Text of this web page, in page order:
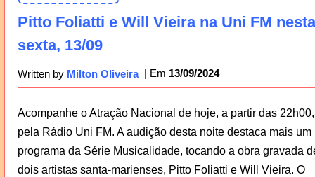
Pitto Foliatti e Will Vieira na Uni FM nesta
sexta, 13/09
Written by Milton Oliveira 13/09/2024
Acompanhe o Atração Nacional de hoje, a partir das 22h00,
pela Rádio Uni FM. A audição desta noite destaca mais um
programa da Série Musicalidade, tocando a obra gravada
dois artistas santa-marienses, Pitto Foliatti e Will Vieira. O